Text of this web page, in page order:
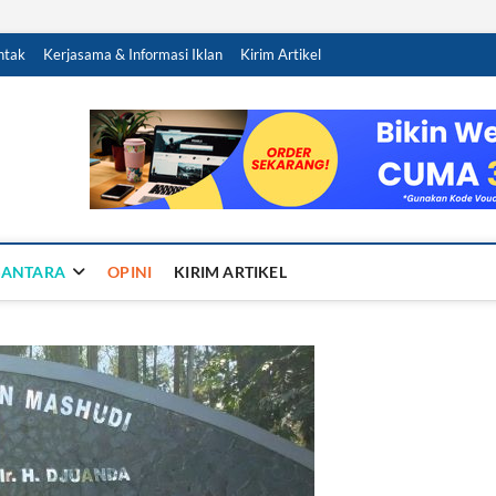
Kerjasama & Informasi Iklan Kirim Artikel
Sandy Ra
OPINI KIRIM ARTIKEL